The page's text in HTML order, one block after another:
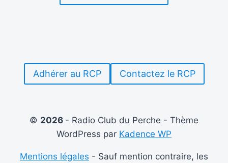
Adhérer au RCP Contactez le RCP
© 2026 - Radio Club du Perche - Thème
WordPress par Kadence WP
Mentions légales - Sauf mention contraire, les